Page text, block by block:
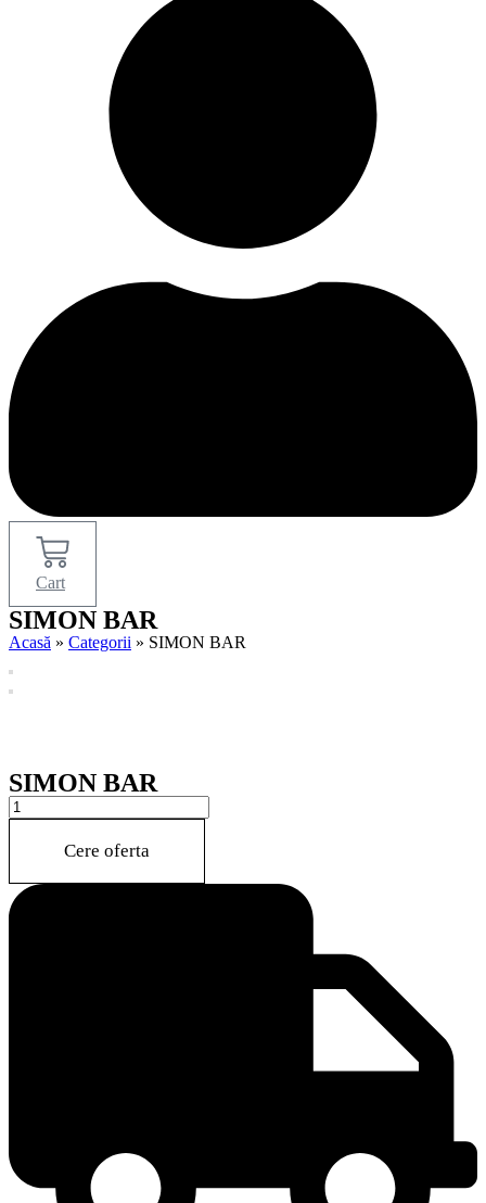
Cart
SIMON BAR
Acasă » Categorii » SIMON BAR
SIMON BAR
SIMON
BAR
Cere oferta